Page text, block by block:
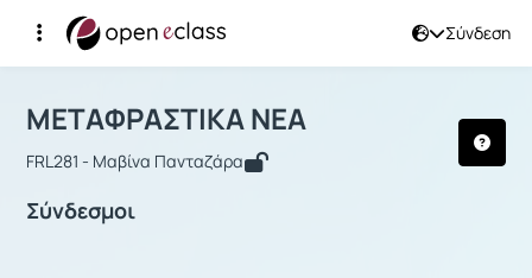
Σύνδεση
Αρχική Σελίδα
Μάθημα : ΜΕΤΑΦΡΑΣΤΙΚΑ ΝΕΑ
ΜΕΤΑΦΡΑΣΤΙΚΑ ΝΕΑ
FRL281 - Μαβίνα Πανταζάρα
Σύνδεσμοι